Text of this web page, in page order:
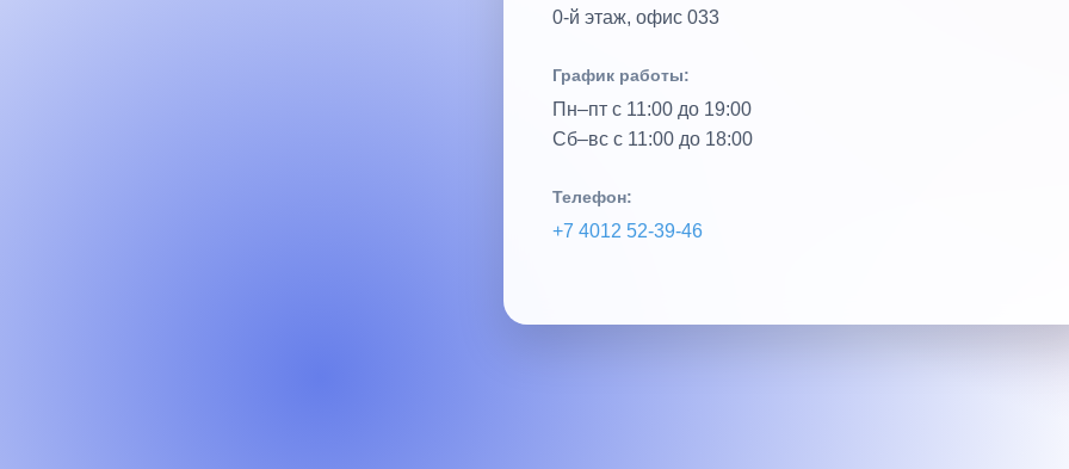
0‑й этаж, офис 033
График работы:
Пн–пт с 11:00 до 19:00
Сб–вс с 11:00 до 18:00
Телефон:
+7 4012 52‑39‑46